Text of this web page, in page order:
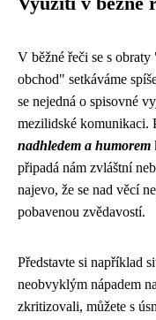
V běžné řeči se s
obchod" setkáváme
se nejedná o spisovné
mezilidské komunikaci.
nadhledem a humorem
připadá nám zvláštní
najevo, že se nad věcí
pobavenou zvědavostí.
Představte si například
neobvyklým nápadem
zkritizovali, můžete s